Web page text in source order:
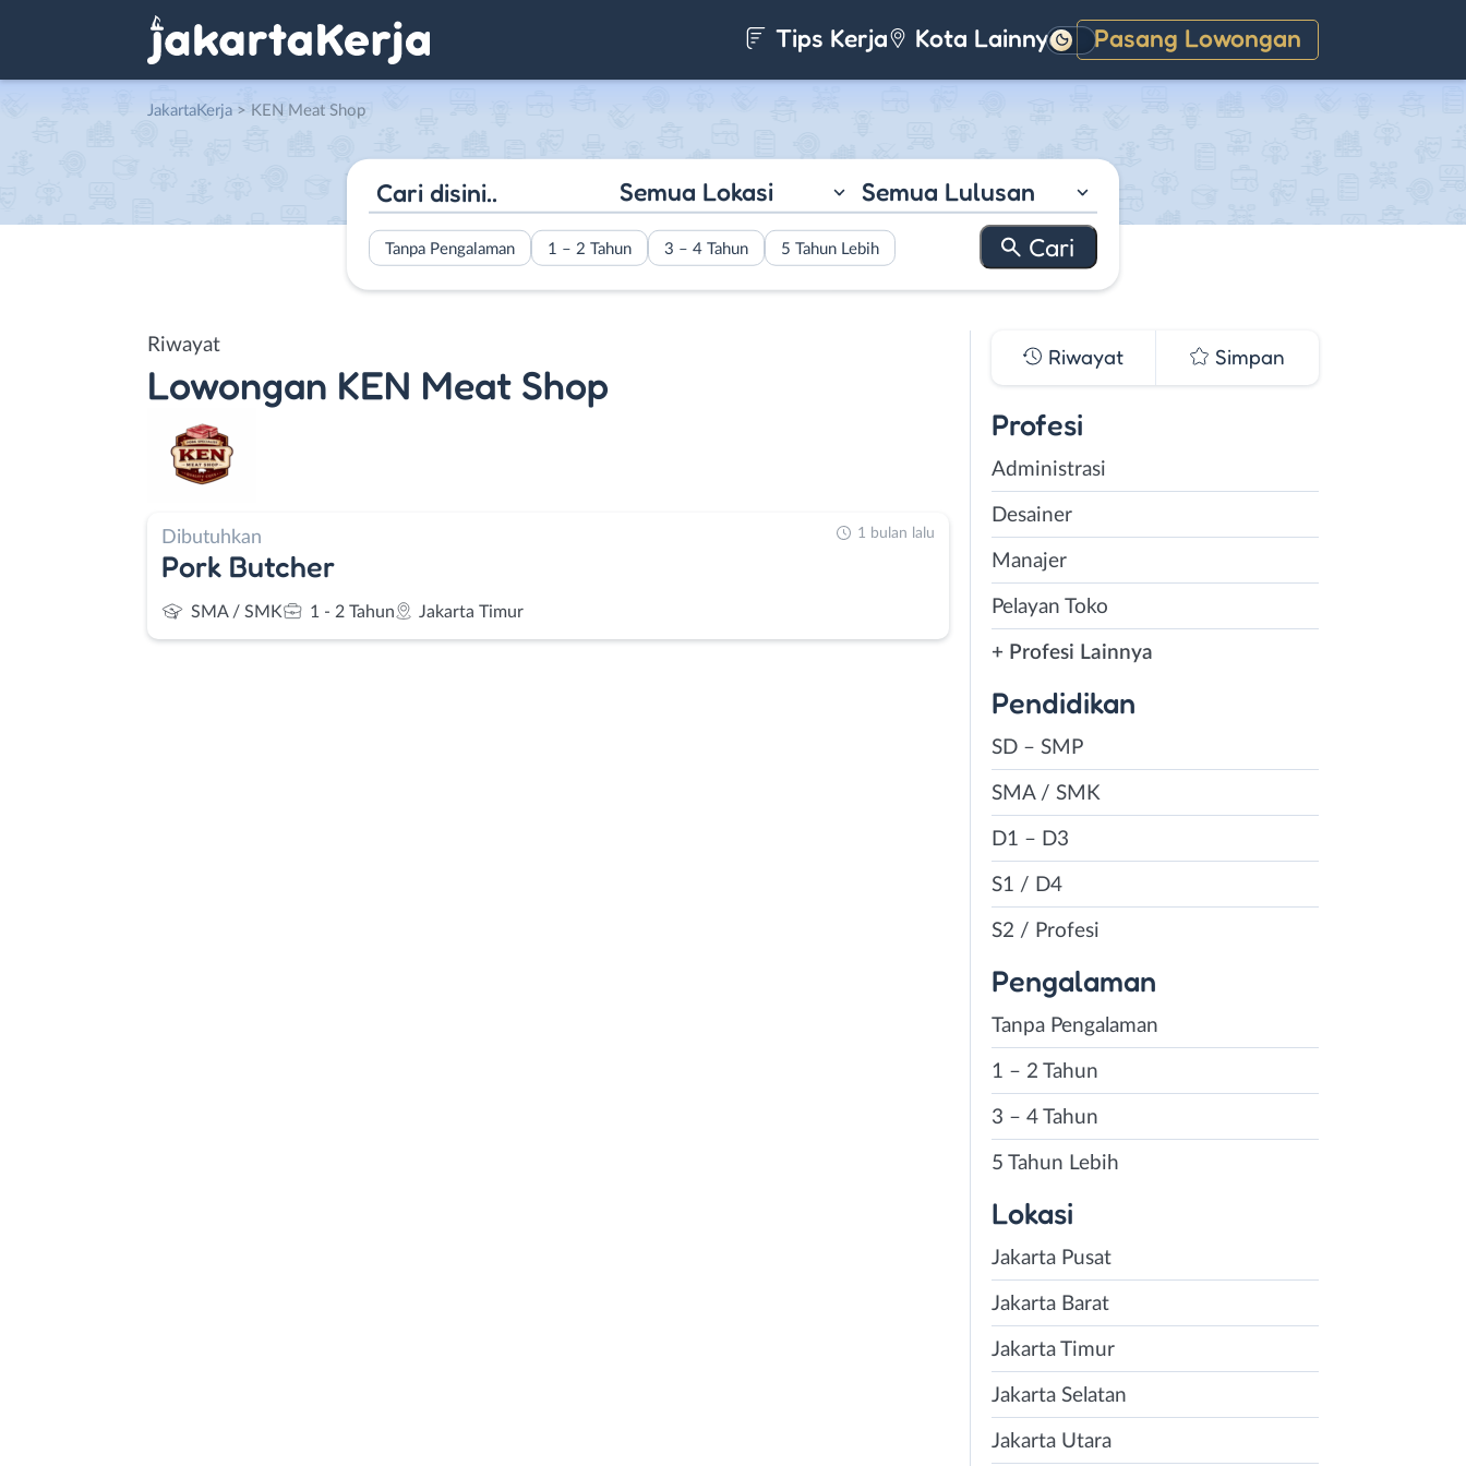
Tips Kerja Kota Lainnya Pasang Lowongan
Gelap
JakartaKerja > KEN Meat Shop
Semua Lokasi Semua Lulusan
Tanpa Pengalaman 1 – 2 Tahun 3 – 4 Tahun 5 Tahun Lebih
Riwayat
Lowongan KEN Meat Shop
Dibutuhkan
Pork Butcher
SMA / SMK 1 - 2 Tahun Jakarta Timur
1 bulan lalu
Riwayat Simpan
Profesi
Administrasi
Desainer
Manajer
Pelayan Toko
+ Profesi Lainnya
Pendidikan
SD – SMP
SMA / SMK
D1 – D3
S1 / D4
S2 / Profesi
Pengalaman
Tanpa Pengalaman
1 – 2 Tahun
3 – 4 Tahun
5 Tahun Lebih
Lokasi
Jakarta Pusat
Jakarta Barat
Jakarta Timur
Jakarta Selatan
Jakarta Utara